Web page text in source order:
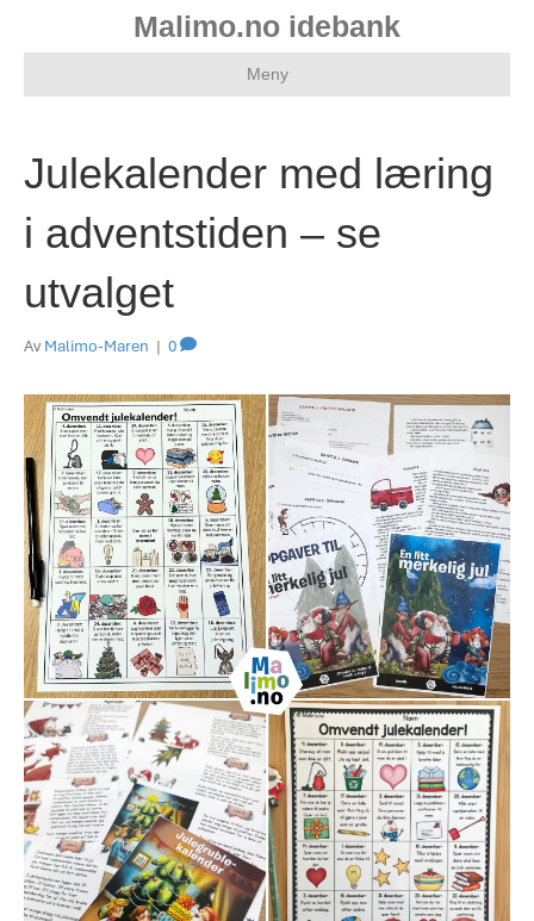
Malimo.no idebank
Meny
Julekalender med læring
i adventstiden – se
utvalget
Av Malimo-Maren | 0